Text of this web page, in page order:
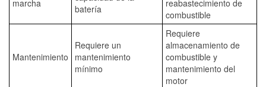
marcha
batería
reabastecimiento de
combustible
Mantenimiento
Requiere un
mantenimiento
mínimo
Requiere
almacenamiento de
combustible y
mantenimiento del
motor